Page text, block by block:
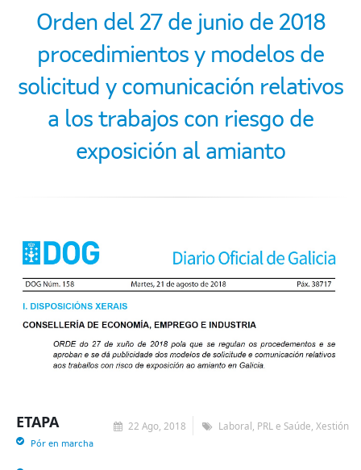
Orden del 27 de junio de 2018
procedimientos y modelos de
solicitud y comunicación relativos
a los trabajos con riesgo de
exposición al amianto
22 Ago, 2018 Laboral, PRL e Saúde, Xestión
ETAPA
Pór en marcha